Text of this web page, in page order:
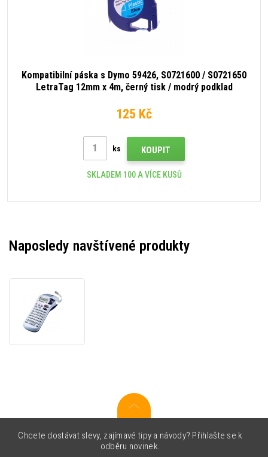
Kompatibilní páska s Dymo 59426, S0721600 / S0721650
LetraTag 12mm x 4m, černý tisk / modrý podklad
125 Kč
ks KOUPIT
SKLADEM 100 A VÍCE KUSŮ
Naposledy navštívené produkty
tiskárna
Chcete dostávat slevy, zajímavé tipy a návody? Přihlašte se k
odběru novinek.